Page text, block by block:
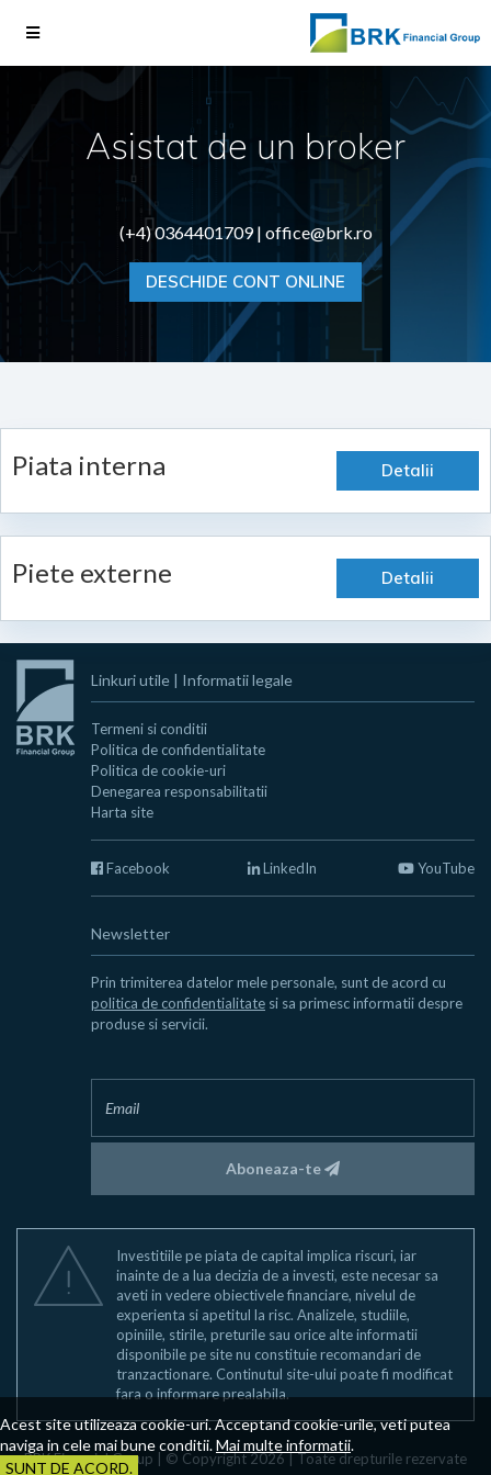
Asistat de un broker
(+4) 0364401709 | office@brk.ro
DESCHIDE CONT ONLINE
Piata interna Detalii
Piete externe Detalii
Linkuri utile | Informatii legale
Termeni si conditii
Politica de confidentialitate
Politica de cookie-uri
Denegarea responsabilitatii
Harta site
Facebook LinkedIn YouTube
Newsletter
Prin trimiterea datelor mele personale, sunt de acord cu
politica de confidentialitate si sa primesc informatii despre
produse si servicii.
Aboneaza-te
Investitiile pe piata de capital implica riscuri, iar
inainte de a lua decizia de a investi, este necesar sa
aveti in vedere obiectivele financiare, nivelul de
experienta si apetitul la risc. Analizele, studiile,
opiniile, stirile, preturile sau orice alte informatii
disponibile pe site nu constituie recomandari de
tranzactionare. Continutul site-ului poate fi modificat
fara o informare prealabila.
BRK Financial Group | © Copyright 2026 | Toate drepturile rezervate
Acest site utilizeaza cookie-uri. Acceptand cookie-urile, veti putea
naviga in cele mai bune conditii.Mai multe informatii.
SUNT DE ACORD.